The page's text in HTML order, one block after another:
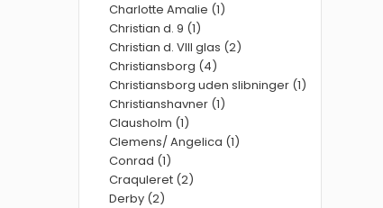
Charlotte Amalie (1)
Christian d. 9 (1)
Christian d. VIII glas (2)
Christiansborg (4)
Christiansborg uden slibninger (1)
Christianshavner (1)
Clausholm (1)
Clemens/ Angelica (1)
Conrad (1)
Craquleret (2)
Derby (2)